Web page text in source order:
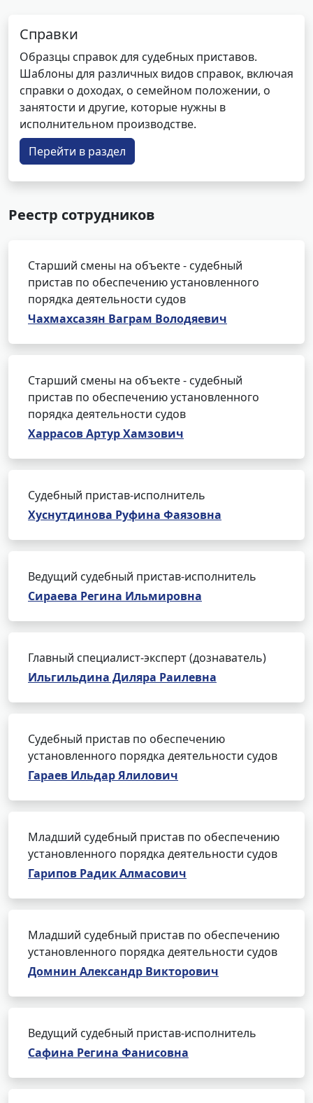
Справки
Образцы справок для судебных приставов.
Шаблоны для различных видов справок, включая
справки о доходах, о семейном положении, о
занятости и другие, которые нужны в
исполнительном производстве.
Перейти в раздел
Реестр сотрудников
Старший смены на объекте - судебный
пристав по обеспечению установленного
порядка деятельности судов
Чахмахсазян Ваграм Володяевич
Старший смены на объекте - судебный
пристав по обеспечению установленного
порядка деятельности судов
Харрасов Артур Хамзович
Судебный пристав-исполнитель
Хуснутдинова Руфина Фаязовна
Ведущий судебный пристав-исполнитель
Сираева Регина Ильмировна
Главный специалист-эксперт (дознаватель)
Ильгильдина Диляра Раилевна
Судебный пристав по обеспечению
установленного порядка деятельности судов
Гараев Ильдар Ялилович
Младший судебный пристав по обеспечению
установленного порядка деятельности судов
Гарипов Радик Алмасович
Младший судебный пристав по обеспечению
установленного порядка деятельности судов
Домнин Александр Викторович
Ведущий судебный пристав-исполнитель
Сафина Регина Фанисовна